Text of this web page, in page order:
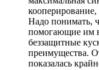
Надо понимать,
помогающие им
беззащитные
преимущества.
показалась